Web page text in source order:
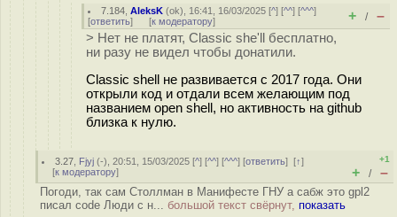
7.184 ,AleksK (ok), 16:41, 16/03/2025 [^] [^^] [^^^]
[ответить] [к модератору] + / –
> Нет не платят, Classic she'll бесплатно,
ни разу не видел чтобы донатили.
Classic shell не развивается с 2017 года. Они
открыли код и отдали всем желающим под
названием open shell, но активность на github
близка к нулю.
3.27 Fjyj (-), 20:51, 15/03/2025 [^] [^^] [^^^] [ответить][↑]
[к модератору]
+1
+ / –
Погоди, так сам Столлман в Манифесте ГНУ а сабж это gpl2
писал code Люди с н... большой текст свёрнут, показать